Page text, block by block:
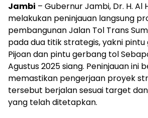
Jambi – Gubernur Jambi, Dr. H. Al
melakukan peninjauan langsung
pembangunan Jalan Tol Trans
pada dua titik strategis, yakni
Pijoan dan pintu gerbang tol
Agustus 2025 siang. Peninjauan ini
memastikan pengerjaan proyek
tersebut berjalan sesuai target
yang telah ditetapkan.